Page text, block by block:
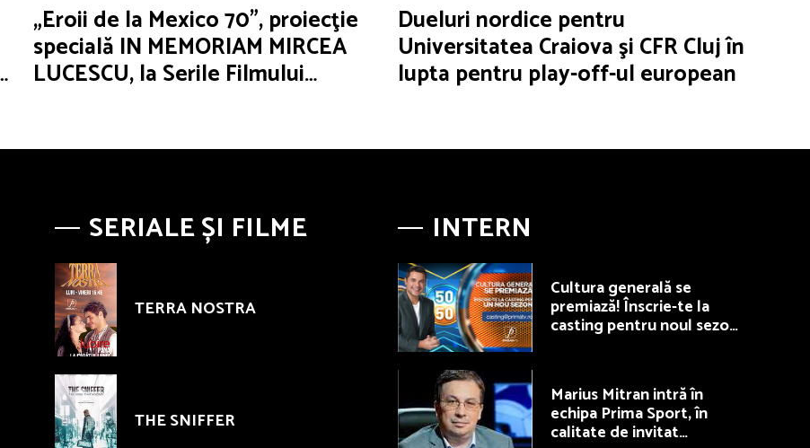
„Eroii de la Mexico 70”, proiecţie
specială IN MEMORIAM MIRCEA
LUCESCU, la Serile Filmului
Dueluri nordice pentru
Universitatea Craiova şi CFR Cluj în
lupta pentru play-off-ul european
SERIALE ȘI FILME
TERRA NOSTRA
THE SNIFFER
INTERN
Cultura generală se
premiază! Înscrie-te la
casting pentru noul sezon
Marius Mitran intră în
echipa Prima Sport, în
calitate de invitat